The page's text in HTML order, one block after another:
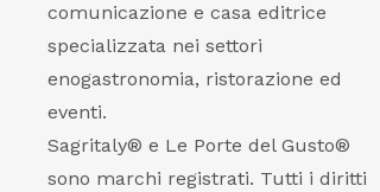
comunicazione e casa editrice
specializzata nei settori
enogastronomia, ristorazione ed
eventi.
Sagritaly® e Le Porte del Gusto®
sono marchi registrati. Tutti i diritti